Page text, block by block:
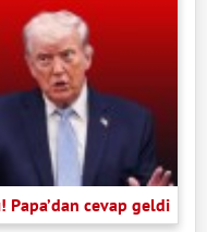
Papa’dan cevap geldi